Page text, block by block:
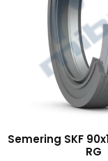
Semering SKF
RG